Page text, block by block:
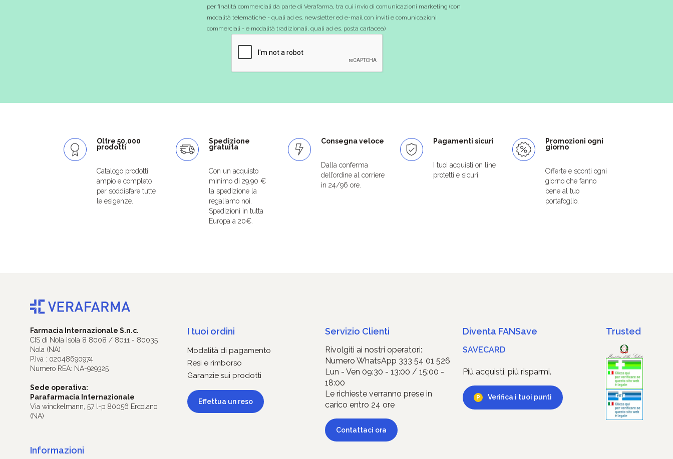
per finalità commerciali da parte di Verafarma, tra cui invio di comunicazioni marketing (con
modalità telematiche - quali ad es. newsletter ed e-mail con inviti e comunicazioni
commerciali - e modalità tradizionali, quali ad es. posta cartacea)
Oltre 50.000
prodotti
Catalogo prodotti
ampio e completo
per soddisfare tutte
le esigenze.
Spedizione
gratuita
Con un acquisto
minimo di 29.90 €
la spedizione la
regaliamo noi.
Spedizioni in tutta
Europa a 20€.
Consegna veloce
Dalla conferma
dell’ordine al corriere
in 24/96 ore.
Pagamenti sicuri
I tuoi acquisti on line
protetti e sicuri.
Promozioni ogni
giorno
Offerte e sconti ogni
giorno che fanno
bene al tuo
portafoglio.
Farmacia Internazionale S.n.c.
CIS di Nola Isola 8 8008 / 8011 - 80035
Nola (NA)
P.Iva : 02048690974
Numero REA: NA-929325
Sede operativa:
Parafarmacia Internazionale
Via winckelmann, 57 l-p 80056 Ercolano
(NA)
Informazioni
I tuoi ordini
Modalità di pagamento
Resi e rimborso
Garanzie sui prodotti
Effettua un reso
Servizio Clienti
Rivolgiti ai nostri operatori:
Numero WhatsApp 333 54 01 526
Lun - Ven 09:30 - 13:00 / 15:00 -
18:00
Le richieste verranno prese in
carico entro 24 ore
Contattaci ora
Diventa FANSave
SAVECARD
Più acquisti, più risparmi.
Verifica i tuoi punti
Trusted